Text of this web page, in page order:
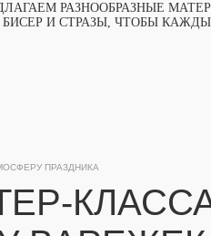
РАЗНООБРАЗНЫЕ
И СТРАЗЫ, ЧТОБЫ
ПРАЗДНИКА